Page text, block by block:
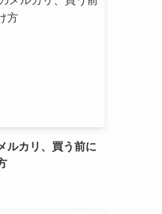
ルカリ、買う前に